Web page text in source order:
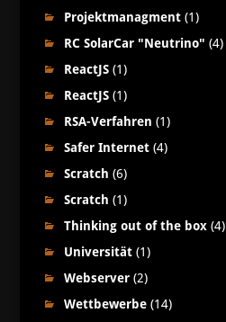
Projektmanagment(1)
RC SolarCar "Neutrino" (4)
ReactJS(1)
ReactJS(1)
RSA-Verfahren (1)
Safer Internet(4)
Scratch (6)
Scratch (1)
Thinking out of the box(4)
Universität(1)
Webserver(2)
Wettbewerbe(14)